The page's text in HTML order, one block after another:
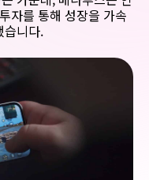
자를 통해 성장을 가속
습니다.